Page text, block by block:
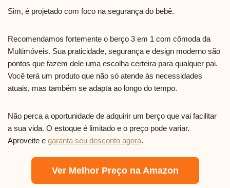
Sim, é projetado com foco na segurança do bebê.
Recomendamos fortemente o berço 3 em 1 com cômoda da
Multimóveis. Sua praticidade, segurança e design moderno são
pontos que fazem dele uma escolha certeira para qualquer pai.
Você terá um produto que não só atende às necessidades
atuais, mas também se adapta ao longo do tempo.
Não perca a oportunidade de adquirir um berço que vai facilitar
a sua vida. O estoque é limitado e o preço pode variar.
Aproveite e garanta seu desconto agora.
Ver Melhor Preço na Amazon